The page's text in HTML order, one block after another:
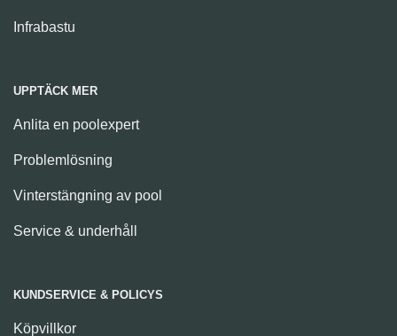
Infrabastu
UPPTÄCK MER
Anlita en poolexpert
Problemlösning
Vinterstängning av pool
Service & underhåll
KUNDSERVICE & POLICYS
Köpvillkor